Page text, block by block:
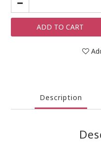
ADD TO CART
Description